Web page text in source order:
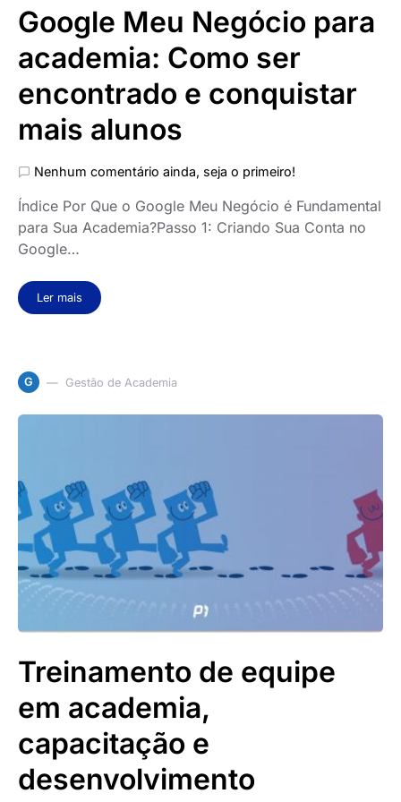
Google Meu Negócio para
academia: Como ser
encontrado e conquistar
mais alunos
Nenhum comentário ainda, seja o primeiro!
Índice Por Que o Google Meu Negócio é Fundamental
para Sua Academia?Passo 1: Criando Sua Conta no
Google…
Ler mais
G Gestão de Academia
Treinamento de equipe
em academia,
capacitação e
desenvolvimento